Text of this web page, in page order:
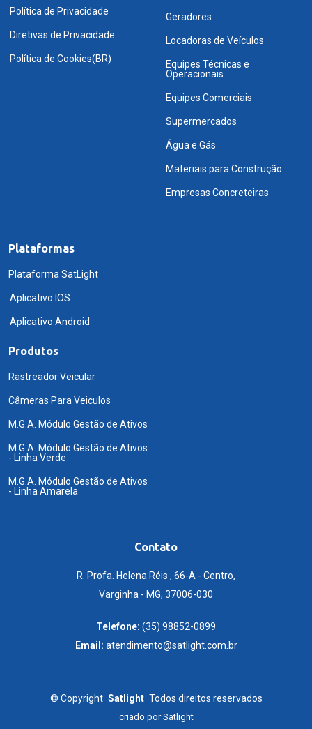
Política de Privacidade
Diretivas de Privacidade
Política de Cookies(BR)
Geradores
Locadoras de Veículos
Equipes Técnicas e
Operacionais
Equipes Comerciais
Supermercados
Água e Gás
Materiais para Construção
Empresas Concreteiras
Plataformas
Plataforma SatLight
Aplicativo IOS
Aplicativo Android
Produtos
Rastreador Veicular
Câmeras Para Veiculos
M.G.A. Módulo Gestão de Ativos
M.G.A. Módulo Gestão de Ativos
- Linha Verde
M.G.A. Módulo Gestão de Ativos
- Linha Amarela
Contato
R. Profa. Helena Réis , 66-A - Centro,
Varginha - MG, 37006-030
Telefone: (35) 98852-0899
Email: atendimento@satlight.com.br
© Copyright Satlight Todos direitos reservados
criado porSatlight